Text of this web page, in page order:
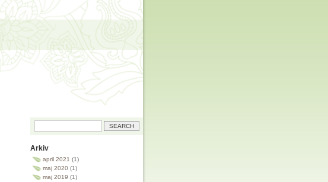
Arkiv
april 2021 (1)
maj 2020 (1)
maj 2019 (1)